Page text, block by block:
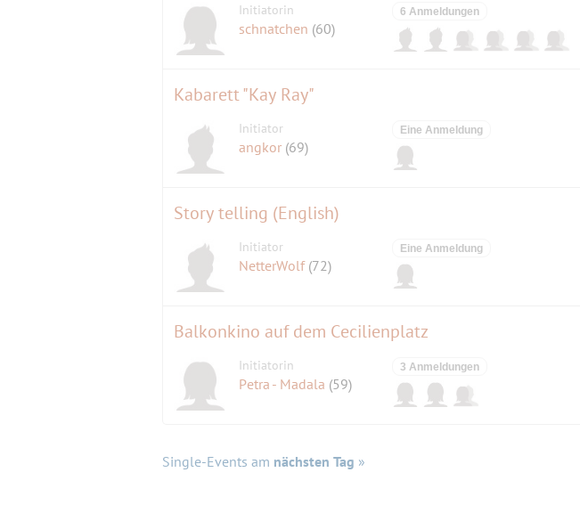
Initiatorin
schnatchen (60)
6 Anmeldungen
Kabarett "Kay Ray"
Initiator
angkor (69)
Eine Anmeldung
Story telling (English)
Initiator
NetterWolf (72)
Eine Anmeldung
Balkonkino auf dem Cecilienplatz
Initiatorin
Petra - Madala (59)
3 Anmeldungen
Single-Events am nächsten Tag »